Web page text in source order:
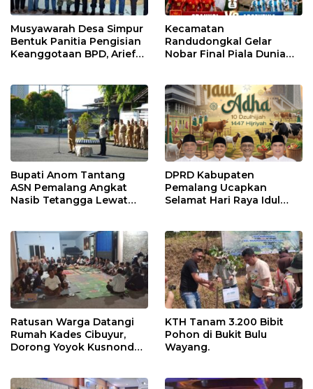
Musyawarah Desa Simpur
Bentuk Panitia Pengisian
Keanggotaan BPD, Arief
Kecamatan
Randudongkal Gelar
Nobar Final Piala Dunia
Bupati Anom Tantang
ASN Pemalang Angkat
Nasib Tetangga Lewat
DPRD Kabupaten
Pemalang Ucapkan
Selamat Hari Raya Idul
Ratusan Warga Datangi
Rumah Kades Cibuyur,
Dorong Yoyok Kusnondo
KTH Tanam 3.200 Bibit
Pohon di Bukit Bulu
Wayang.